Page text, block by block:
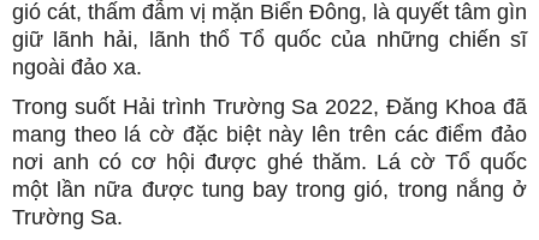
gió cát, thấm đẫm vị mặn Biển Đông, là quyết tâm gìn
giữ lãnh hải, lãnh thổ Tổ quốc của những chiến sĩ
ngoài đảo xa.
Trong suốt Hải trình Trường Sa 2022, Đăng Khoa đã
mang theo lá cờ đặc biệt này lên trên các điểm đảo
nơi anh có cơ hội được ghé thăm. Lá cờ Tổ quốc
một lần nữa được tung bay trong gió, trong nắng ở
Trường Sa.